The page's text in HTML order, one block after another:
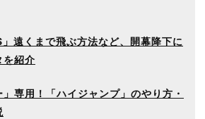
」遠くまで飛ぶ方法など、開幕降下に
を紹介
」専用！「ハイジャンプ」のやり方・